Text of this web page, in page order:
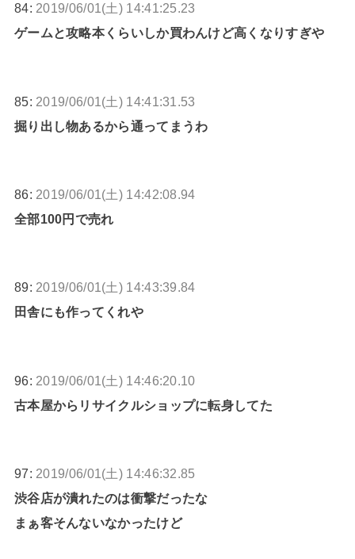
84: 2019/06/01(土) 14:41:25.23
ゲームと攻略本くらいしか買わんけど高くなりすぎや
85: 2019/06/01(土) 14:41:31.53
掘り出し物あるから通ってまうわ
86: 2019/06/01(土) 14:42:08.94
全部100円で売れ
89: 2019/06/01(土) 14:43:39.84
田舎にも作ってくれや
96: 2019/06/01(土) 14:46:20.10
古本屋からリサイクルショップに転身してた
97: 2019/06/01(土) 14:46:32.85
渋谷店が潰れたのは衝撃だったな
まぁ客そんないなかったけど